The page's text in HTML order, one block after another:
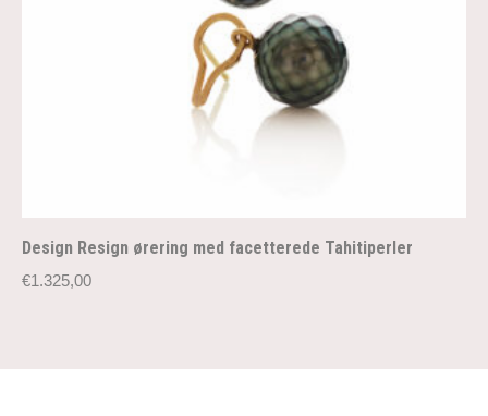
Design Resign ørering med facetterede Tahitiperler
€1.325,00